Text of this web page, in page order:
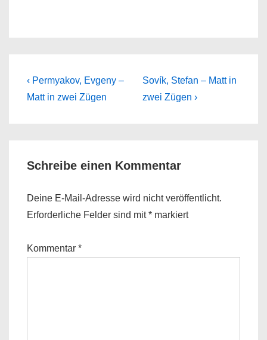
Beitragsnavigation
Previous
Post
‹ Permyakov, Evgeny –
Matt in zwei Zügen
Next
Post
Sovík, Stefan – Matt in
zwei Zügen ›
Schreibe einen Kommentar
Deine E-Mail-Adresse wird nicht veröffentlicht.
Erforderliche Felder sind mit* markiert
Kommentar *